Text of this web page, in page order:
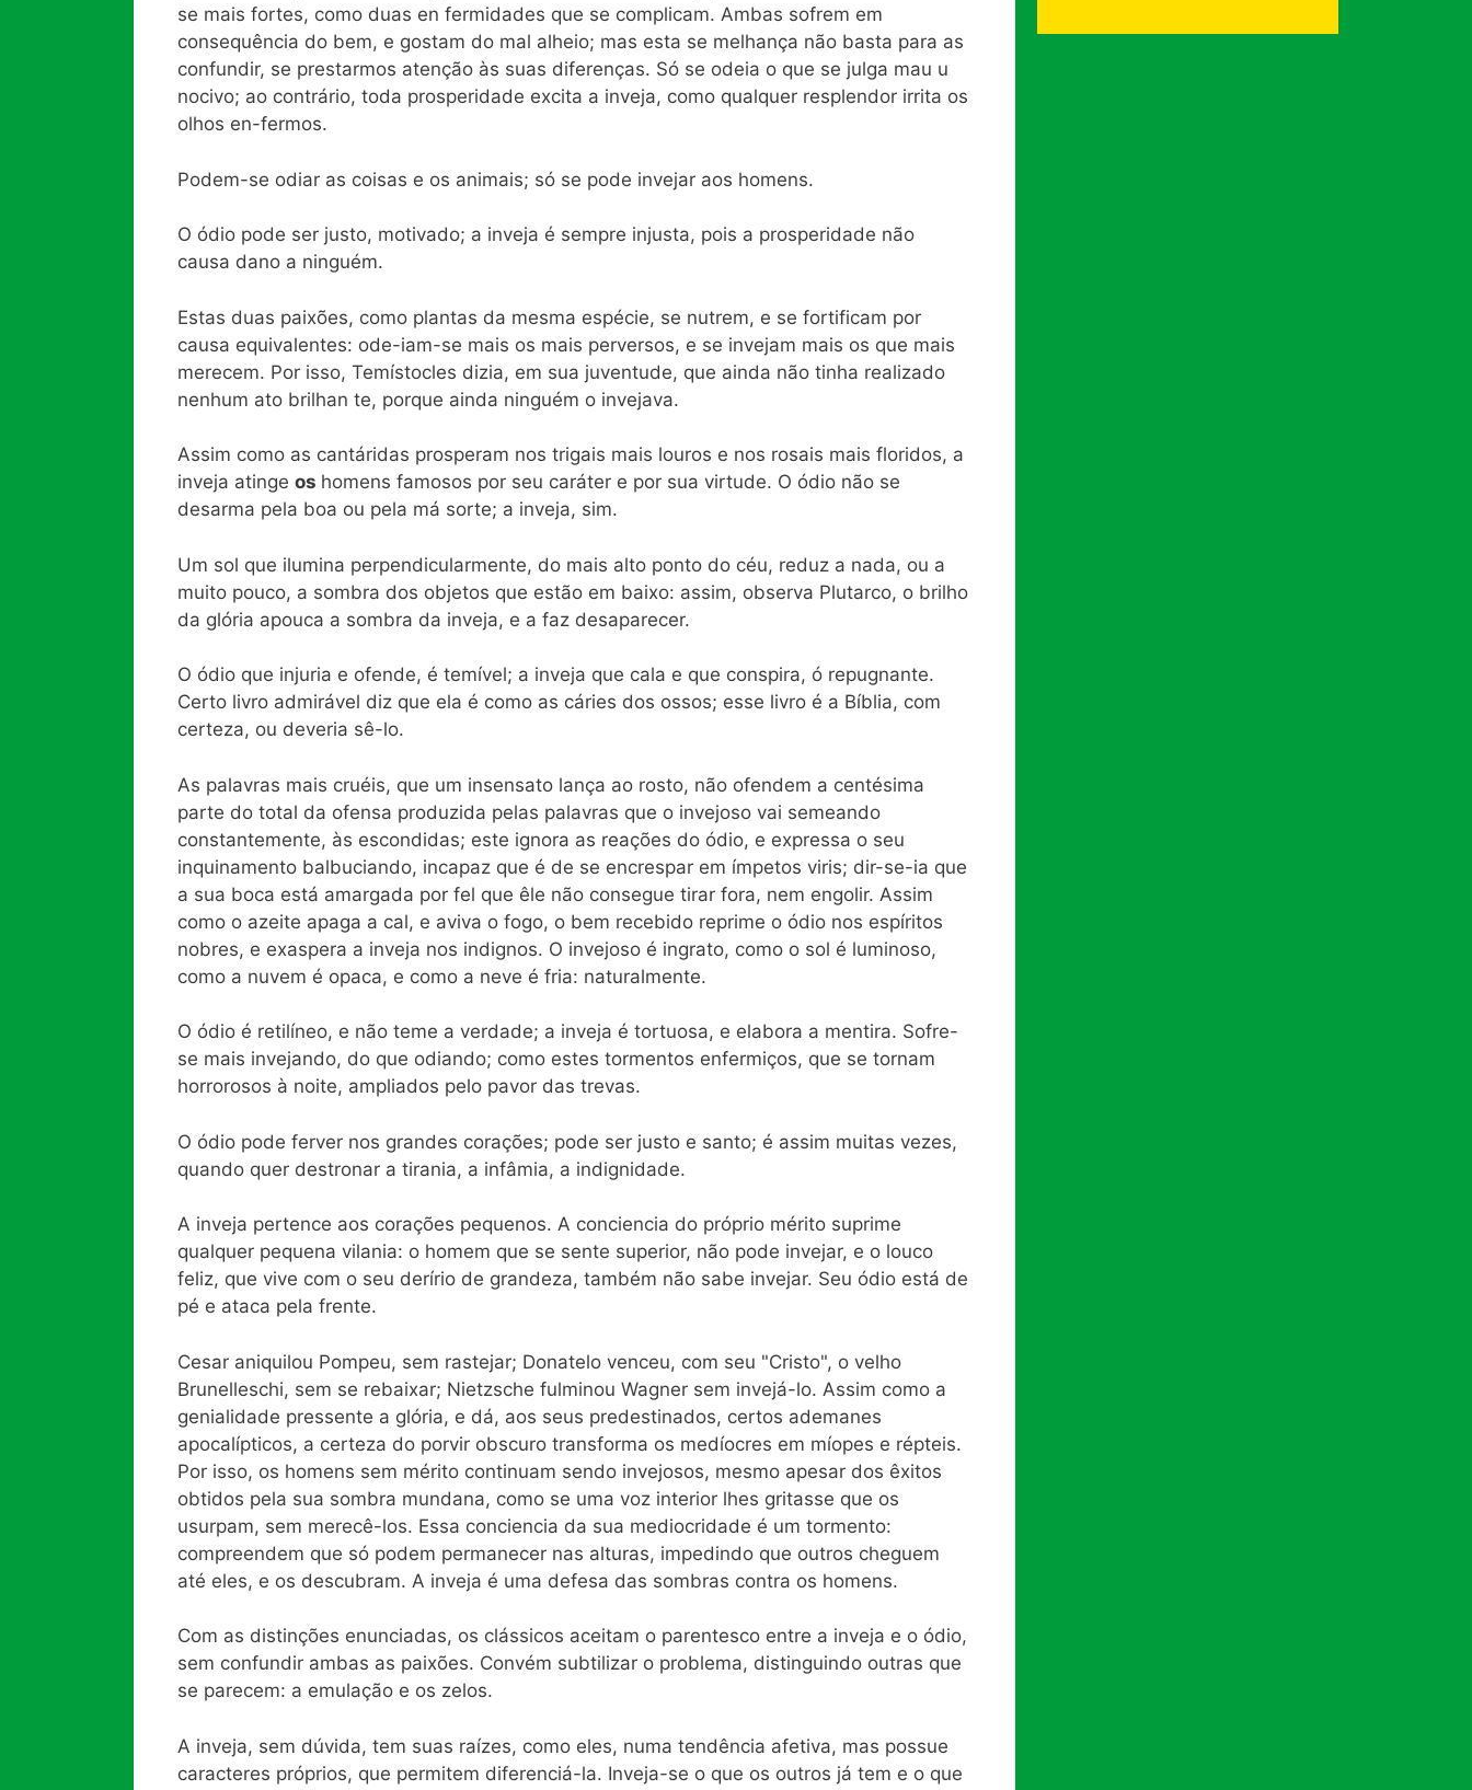
se mais fortes, como duas en fermidades que se complicam. Ambas sofrem em
consequência do bem, e gostam do mal alheio; mas esta se melhança não basta para as
confundir, se prestarmos atenção às suas diferenças. Só se odeia o que se julga mau u
nocivo; ao contrário, toda prosperidade excita a inveja, como qualquer resplendor irrita os
olhos en-fermos.
Podem-se odiar as coisas e os animais; só se pode invejar aos homens.
O ódio pode ser justo, motivado; a inveja é sempre injusta, pois a prosperidade não
causa dano a ninguém.
Estas duas paixões, como plantas da mesma espécie, se nutrem, e se fortificam por
causa equivalentes: ode-iam-se mais os mais perversos, e se invejam mais os que mais
merecem. Por isso, Temístocles dizia, em sua juventude, que ainda não tinha realizado
nenhum ato brilhan te, porque ainda ninguém o invejava.
Assim como as cantáridas prosperam nos trigais mais louros e nos rosais mais floridos, a
inveja atinge os homens famosos por seu caráter e por sua virtude. O ódio não se
desarma pela boa ou pela má sorte; a inveja, sim.
Um sol que ilumina perpendicularmente, do mais alto ponto do céu, reduz a nada, ou a
muito pouco, a sombra dos objetos que estão em baixo: assim, observa Plutarco, o brilho
da glória apouca a sombra da inveja, e a faz desaparecer.
O ódio que injuria e ofende, é temível; a inveja que cala e que conspira, ó repugnante.
Certo livro admirável diz que ela é como as cáries dos ossos; esse livro é a Bíblia, com
certeza, ou deveria sê-lo.
As palavras mais cruéis, que um insensato lança ao rosto, não ofendem a centésima
parte do total da ofensa produzida pelas palavras que o invejoso vai semeando
constantemente, às escondidas; este ignora as reações do ódio, e expressa o seu
inquinamento balbuciando, incapaz que é de se encrespar em ímpetos viris; dir-se-ia que
a sua boca está amargada por fel que êle não consegue tirar fora, nem engolir. Assim
como o azeite apaga a cal, e aviva o fogo, o bem recebido reprime o ódio nos espíritos
nobres, e exaspera a inveja nos indignos. O invejoso é ingrato, como o sol é luminoso,
como a nuvem é opaca, e como a neve é fria: naturalmente.
O ódio é retilíneo, e não teme a verdade; a inveja é tortuosa, e elabora a mentira. Sofre-
se mais invejando, do que odiando; como estes tormentos enfermiços, que se tornam
horrorosos à noite, ampliados pelo pavor das trevas.
O ódio pode ferver nos grandes corações; pode ser justo e santo; é assim muitas vezes,
quando quer destronar a tirania, a infâmia, a indignidade.
A inveja pertence aos corações pequenos. A conciencia do próprio mérito suprime
qualquer pequena vilania: o homem que se sente superior, não pode invejar, e o louco
feliz, que vive com o seu derírio de grandeza, também não sabe invejar. Seu ódio está de
pé e ataca pela frente.
Cesar aniquilou Pompeu, sem rastejar; Donatelo venceu, com seu "Cristo", o velho
Brunelleschi, sem se rebaixar; Nietzsche fulminou Wagner sem invejá-lo. Assim como a
genialidade pressente a glória, e dá, aos seus predestinados, certos ademanes
apocalípticos, a certeza do porvir obscuro transforma os medíocres em míopes e répteis.
Por isso, os homens sem mérito continuam sendo invejosos, mesmo apesar dos êxitos
obtidos pela sua sombra mundana, como se uma voz interior lhes gritasse que os
usurpam, sem merecê-los. Essa conciencia da sua mediocridade é um tormento:
compreendem que só podem permanecer nas alturas, impedindo que outros cheguem
até eles, e os descubram. A inveja é uma defesa das sombras contra os homens.
Com as distinções enunciadas, os clássicos aceitam o parentesco entre a inveja e o ódio,
sem confundir ambas as paixões. Convém subtilizar o problema, distinguindo outras que
se parecem: a emulação e os zelos.
A inveja, sem dúvida, tem suas raízes, como eles, numa tendência afetiva, mas possue
caracteres próprios, que permitem diferenciá-la. Inveja-se o que os outros já tem e o que